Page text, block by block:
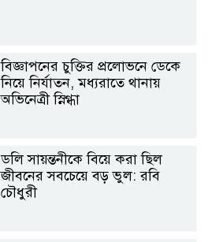
বিজ্ঞাপনের চুক্তির প্রলোভনে ডেকে
নিয়ে নির্যাতন, মধ্যরাতে থানায়
অভিনেত্রী স্নিগ্ধা
ডলি সায়ন্তনীকে বিয়ে করা ছিল
জীবনের সবচেয়ে বড় ভুল: রবি
চৌধুরী